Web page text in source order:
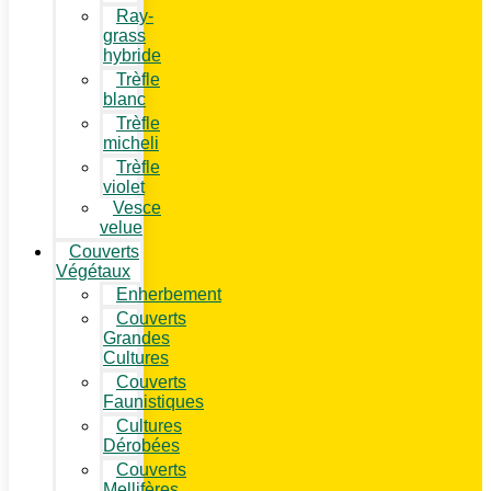
Ray-
grass
hybride
Trèfle
blanc
Trèfle
micheli
Trèfle
violet
Vesce
velue
Couverts
Végétaux
Enherbement
Couverts
Grandes
Cultures
Couverts
Faunistiques
Cultures
Dérobées
Couverts